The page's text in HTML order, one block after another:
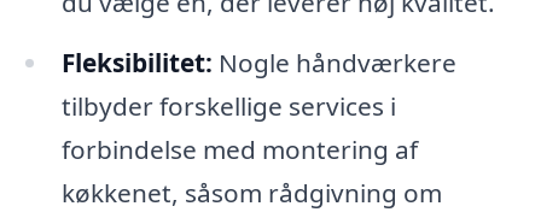
Fleksibilitet: Nogle håndværkere
tilbyder forskellige services i
forbindelse med montering af
køkkenet, såsom rådgivning om